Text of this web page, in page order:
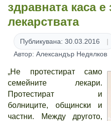
здравната каса е
лекарствата
Публикувана: 30.03.2016
Автор: Александър Недялков
„Не протестират само
семейните лекари.
Протестират и
болниците, общински и
частни. Между другото,